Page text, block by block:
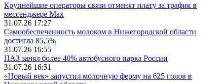
Крупнейшие операторы связи отменят плату за трафик в
мессенджере Max
31.07.26 17:27
Самообеспеченность молоком в Нижегородской области
достигла 85,5%
31.07.26 16:55
ПАЗ занял более 40% автобусного парка России
31.07.26 16:51
«Новый век» запустил молочную ферму на 625 голов в